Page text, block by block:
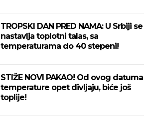
TROPSKI DAN PRED NAMA: U Srbiji se
nastavlja toplotni talas, sa
temperaturama do 40 stepeni!
STIŽE NOVI PAKAO! Od ovog datuma
temperature opet divljaju, biće još
toplije!